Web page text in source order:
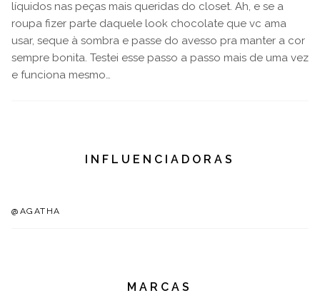
líquidos nas peças mais queridas do closet. Ah, e se a
roupa fizer parte daquele look chocolate que vc ama
usar, seque à sombra e passe do avesso pra manter a cor
sempre bonita. Testei esse passo a passo mais de uma vez
e funciona mesmo…
INFLUENCIADORAS
@AGATHA
MARCAS